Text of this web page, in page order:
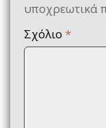
υποχρεωτικά
Σχόλιο *